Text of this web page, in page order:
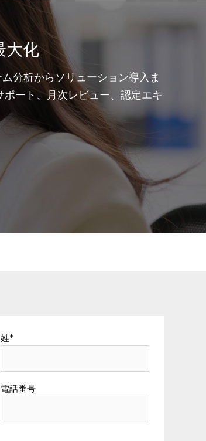
大化
分析からソリューション導入ま
ート、月次レビュー、認定エキ
姓*
電話番号